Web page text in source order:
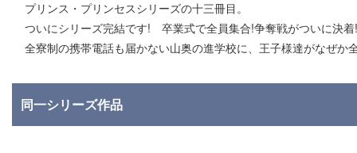
プリンス・プリンセスシリーズの十三冊目。
ついにシリーズ完結です! 卒業式で全員集合!争奪戦がついに決着!
全寮制の携帯電話も届かない山奥の進学校に、王子様達がなぜか
同一シリーズ作品